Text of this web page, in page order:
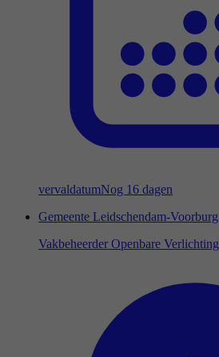
vervaldatumNog 16 dagen
Gemeente Leidschendam-Voorburg
Vakbeheerder Openbare Verlichting